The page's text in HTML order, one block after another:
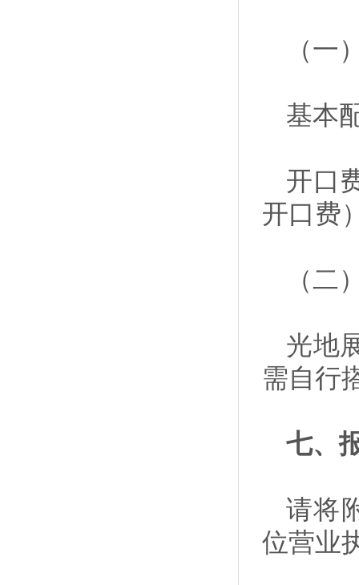
（一
基本
开口
开口费
（二
光地
需自行
七、
请将
位营业